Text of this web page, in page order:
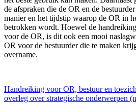
de afspraken die de OR en de
manier en het tijdstip waarop de OR in
betrokken wordt. Hoewel de
voor de OR, is dit ook een mooi
OR voor de bestuurder die te maken
overname.
Handreiking voor OR, bestuur en
overleg over strategische onderwerpen